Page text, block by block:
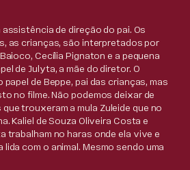
de direção do pai. Os
as crianças, são interpretados por
Cecília Pignaton e a pequena
de Julyta, a mãe do diretor. O
de Beppe, pai das crianças, mas
no filme. Não podemos deixar de
trouxeram a mula Zuleide que no
Kaliel de Souza Oliveira Costa e
trabalham no haras onde ela vive e
com o animal. Mesmo sendo uma